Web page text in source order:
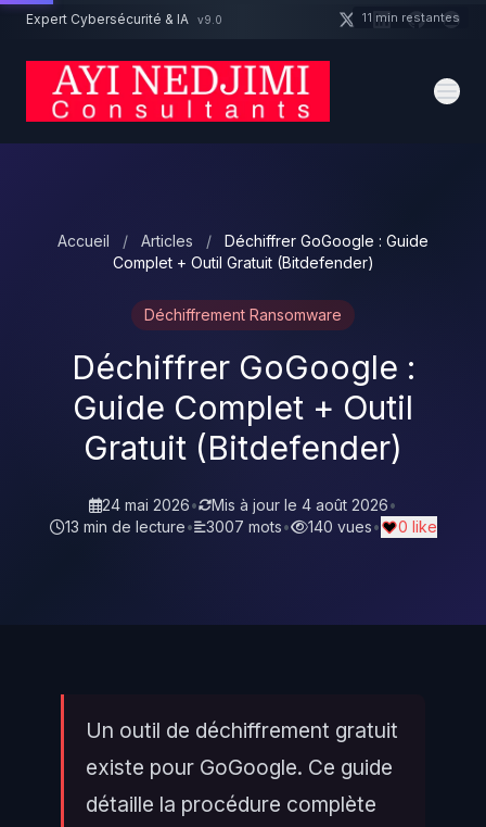
Aller au contenu principal
Expert Cybersécurité & IA v9.0
Accueil / Articles /
Déchiffrer GoGoogle : Guide
Complet + Outil Gratuit (Bitdefender)
Déchiffrement Ransomware
Déchiffrer GoGoogle :
Guide Complet + Outil
Gratuit (Bitdefender)
24 mai 2026• Mis à jour le 4 août 2026•
13 min de lecture• 3007 mots• 140 vues• 0 like
Un outil de déchiffrement gratuit
existe pour GoGoogle. Ce guide
détaille la procédure complète
Un projet cybersécurité ? 11 min restantes